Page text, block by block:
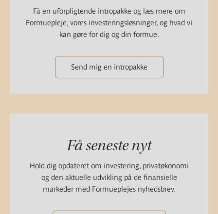
Få en uforpligtende intropakke og læs mere om
Formuepleje, vores investeringsløsninger, og hvad vi
kan gøre for dig og din formue.
Send mig en intropakke
Få seneste nyt
Hold dig opdateret om investering, privatøkonomi
og den aktuelle udvikling på de finansielle
markeder med Formueplejes nyhedsbrev.